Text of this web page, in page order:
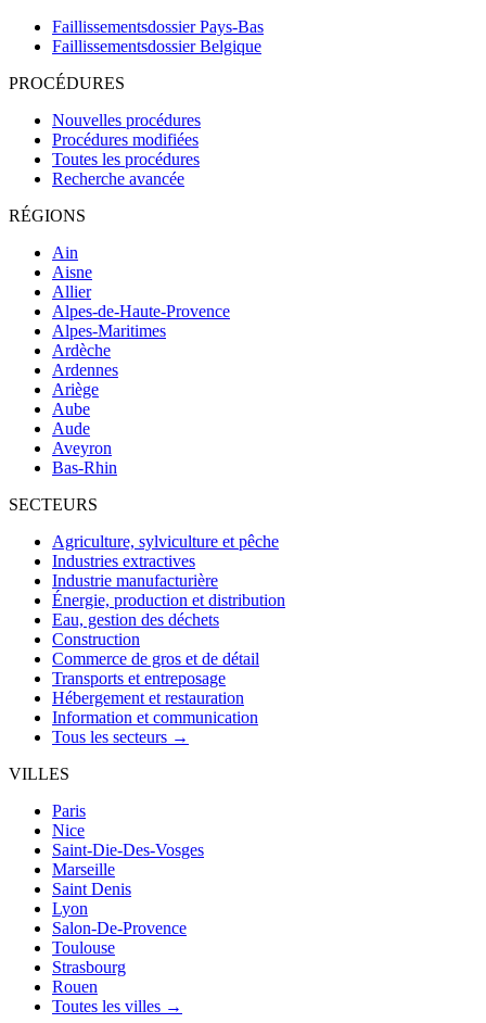
Faillissementsdossier Pays-Bas
Faillissementsdossier Belgique
PROCÉDURES
Nouvelles procédures
Procédures modifiées
Toutes les procédures
Recherche avancée
RÉGIONS
Ain
Aisne
Allier
Alpes-de-Haute-Provence
Alpes-Maritimes
Ardèche
Ardennes
Ariège
Aube
Aude
Aveyron
Bas-Rhin
SECTEURS
Agriculture, sylviculture et pêche
Industries extractives
Industrie manufacturière
Énergie, production et distribution
Eau, gestion des déchets
Construction
Commerce de gros et de détail
Transports et entreposage
Hébergement et restauration
Information et communication
Tous les secteurs →
VILLES
Paris
Nice
Saint-Die-Des-Vosges
Marseille
Saint Denis
Lyon
Salon-De-Provence
Toulouse
Strasbourg
Rouen
Toutes les villes →